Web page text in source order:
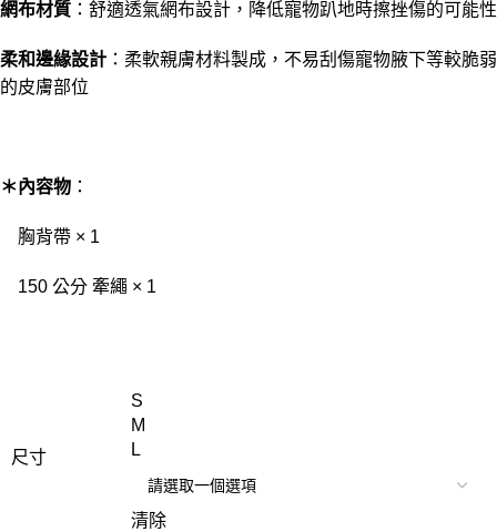
網布材質 ：舒適透氣網布設計，降低寵物趴地時擦挫傷的可能性
柔和邊緣設計 ：柔軟親膚材料製成，不易刮傷寵物腋下等較脆弱
的皮膚部位
＊內容物 ：
胸背帶 × 1
150 公分 牽繩 × 1
尺寸
S
M
L
清除